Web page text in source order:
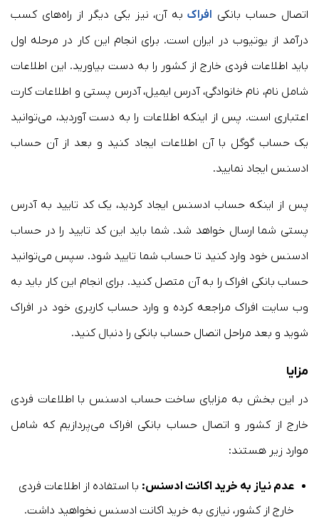
اتصال حساب بانکی افراک به آن، نیز یکی دیگر از راه‌های کسب
درآمد از یوتیوب در ایران است. برای انجام این کار در مرحله اول
باید اطلاعات فردی خارج از کشور را به دست بیاورید. این اطلاعات
شامل نام، نام خانوادگی، آدرس ایمیل، آدرس پستی و اطلاعات کارت
اعتباری است. پس از اینکه اطلاعات را به دست آوردید، می‌توانید
یک حساب گوگل با آن اطلاعات ایجاد کنید و بعد از آن حساب
ادسنس ایجاد نمایید.
پس از اینکه حساب ادسنس ایجاد کردید، یک کد تایید به آدرس
پستی شما ارسال خواهد شد. شما باید این کد تایید را در حساب
ادسنس خود وارد کنید تا حساب شما تایید شود. سپس می‌توانید
حساب بانکی افراک را به آن متصل کنید. برای انجام این کار باید به
وب سایت افراک مراجعه کرده و وارد حساب کاربری خود در افراک
شوید و بعد مراحل اتصال حساب بانکی را دنبال کنید.
مزایا
در این بخش به مزایای ساخت حساب ادسنس با اطلاعات فردی
خارج از کشور و اتصال حساب بانکی افراک می‌پردازیم که شامل
موارد زیر هستند:
عدم نیاز به خرید اکانت ادسنس: با استفاده از اطلاعات فردی
خارج از کشور، نیازی به خرید اکانت ادسنس نخواهید داشت.